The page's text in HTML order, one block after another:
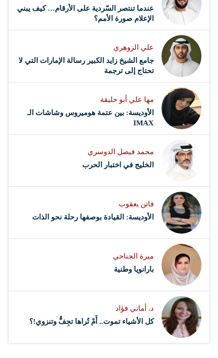
عندما تنتصر السّردية على الأرقام… كيف يبني
الإعلام صورة الأمم؟
علي الزوهري
جامع الشيخ زايد الكبير رسالة الإمارات التي لا
تحتاج إلى ترجمة
مها علي أبو حليقة
الأوديسة: بين عتمة هوميروس وشاشات الـ
IMAX
محمد فيصل الدوسري ​
‏الخليج في اختبار الحرب
فاتن يعقوب
الأوديسة: القيادة بوصفها رحلة نحو الذات
ميرة الجناحي
بارانويا وطنية
د. أماني فؤاد
كل الأشياء تموت.. أَمْ تُراها تجِفُّ وتنزوي!؟